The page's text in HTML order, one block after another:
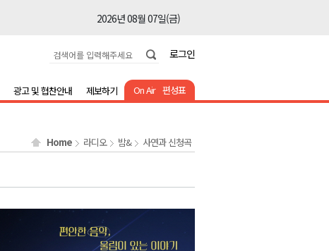
2026년 08월 07일(금)
2026년 08월 07일(금)
2026년 08월 07일(금)
2026년 08월 07일(금)
2026년 08월 07일(금)
2026년 08월 07일(금)
로그인
On Air 편성표
광고 및 협찬안내 제보하기
Home 라디오 밤& 사연과 신청곡